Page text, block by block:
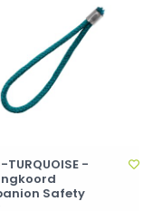
TURQUOISE -
Safety